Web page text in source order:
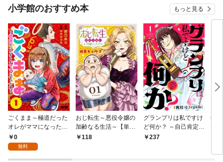
小学館のおすすめ本 もっと見る
ごくまま～極道だった
オレがママになった話
～【単話】（１）
0
無料
おじ転生～悪役令嬢の
加齢なる生活～【単
話】（１）
118
グランプリは私ですけ
ど何か？ ～自己肯定モ
ンスターのミスコン無
237
後
は